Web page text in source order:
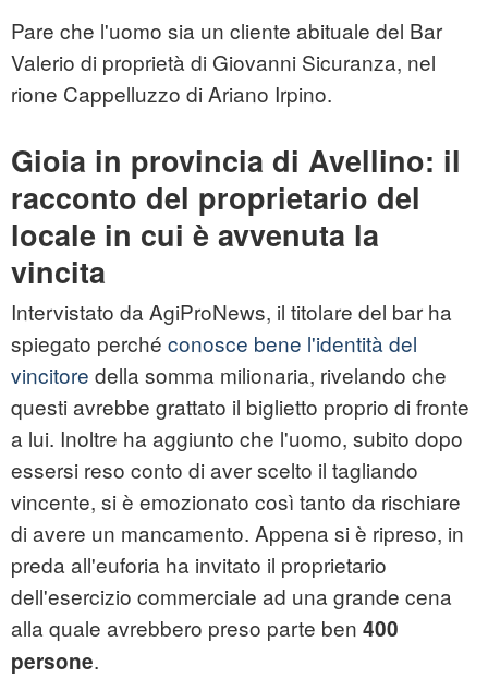
Pare che l'uomo sia un cliente abituale del Bar
Valerio di proprietà di Giovanni Sicuranza, nel
rione Cappelluzzo di Ariano Irpino.
Gioia in provincia di Avellino: il
racconto del proprietario del
locale in cui è avvenuta la
vincita
Intervistato da AgiProNews, il titolare del bar ha
spiegato perché conosce bene l'identità del
vincitore della somma milionaria, rivelando che
questi avrebbe grattato il biglietto proprio di fronte
a lui. Inoltre ha aggiunto che l'uomo, subito dopo
essersi reso conto di aver scelto il tagliando
vincente, si è emozionato così tanto da rischiare
di avere un mancamento. Appena si è ripreso, in
preda all'euforia ha invitato il proprietario
dell'esercizio commerciale ad una grande cena
alla quale avrebbero preso parte ben 400
persone.